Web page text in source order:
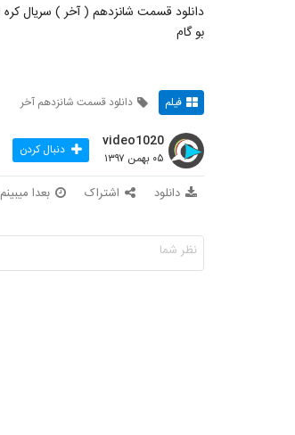
بو گام
فیلم دانلود قسمت شانزدهم آخر
video1020
۰۵ بهمن ۱۳۹۷ دنبال کردن
دانلود اشتراک بعدا میبینم